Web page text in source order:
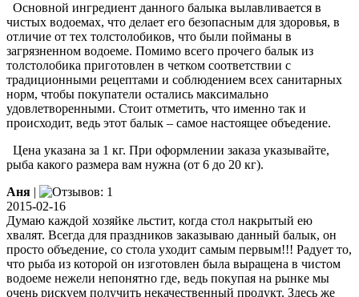
Основной ингредиент данного балыка вылавливается в
чистых водоемах, что делает его безопасным для здоровья, в
отличие от тех толстолобиков, что были пойманы в
загрязненном водоеме. Помимо всего прочего балык из
толстолобика приготовлен в четком соответствии с
традиционными рецептами и соблюдением всех санитарных
норм, чтобы покупатели остались максимально
удовлетворенными. Стоит отметить, что именно так и
происходит, ведь этот балык – самое настоящее объедение.
Цена указана за 1 кг. При оформлении заказа указывайте,
рыба какого размера вам нужна (от 6 до 20 кг).
Аня |
2015-02-16
Думаю каждой хозяйке льстит, когда стол накрытый ею
хвалят. Всегда для праздников заказываю данный балык, он
просто объедение, со стола уходит самым первым!!! Радует то,
что рыба из которой он изготовлен была выращена в чистом
водоеме нежели непонятно где, ведь покупая на рынке мы
очень рискуем получить некачественный продукт. Здесь же